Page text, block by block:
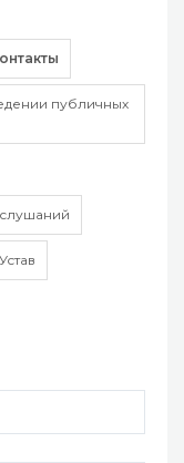
публичных
Устав